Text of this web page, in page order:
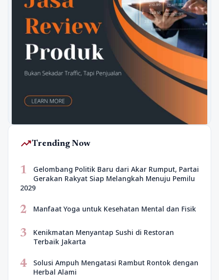
trending_upTrending Now
1
Gelombang Politik Baru dari Akar Rumput, Partai
Gerakan Rakyat Siap Melangkah Menuju Pemilu
2029
2 Manfaat Yoga untuk Kesehatan Mental dan Fisik
3
Kenikmatan Menyantap Sushi di Restoran
Terbaik Jakarta
4
Solusi Ampuh Mengatasi Rambut Rontok dengan
Herbal Alami